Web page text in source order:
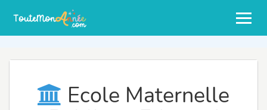
Ecole Maternelle